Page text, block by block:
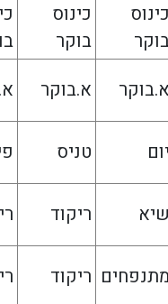
כינוס
כינוס
בוקר
א.בוקר א.בוקר
יום טניס
שיא ריקוד
מתנפחים ריקוד